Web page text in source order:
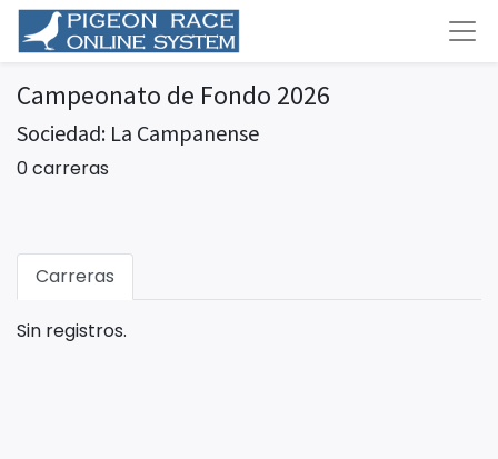
Campeonato de Fondo 2026
Sociedad: La Campanense
0 carreras
Carreras
Sin registros.